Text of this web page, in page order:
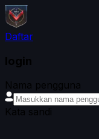
Daftar
login
Nama pengguna
Kata sandi